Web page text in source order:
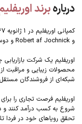
دربارهبرند
و Robert af Jochnick و دوست آنها Bengt Hellsten تاسیس شد.
اوریفلیم یک شرکت
محصولات زیبایی و مراقبت
شبکه‌ای از فروشندگان
اوریفلیم فرصت تجاری را
شروع به کسب درآمد کنند و
تحقق رویاهای خود در فردا